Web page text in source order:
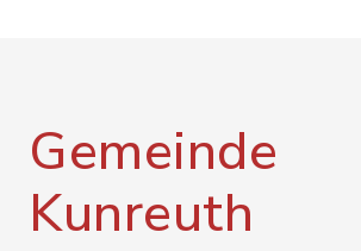
Gemeinde
Kunreuth